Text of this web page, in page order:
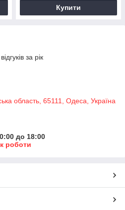
Купити
за рік
область, 65111, Одеса, Україна
до 18:00
роботи